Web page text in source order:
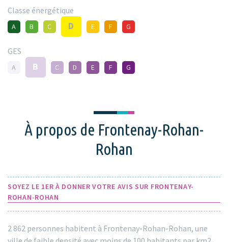
Classe énergétique
A B C D E F G
GES
A B C D E F G
À propos de Frontenay-Rohan-
Rohan
SOYEZ LE 1ER À DONNER VOTRE AVIS SUR FRONTENAY-
ROHAN-ROHAN
2 862 personnes habitent à Frontenay-Rohan-Rohan, une